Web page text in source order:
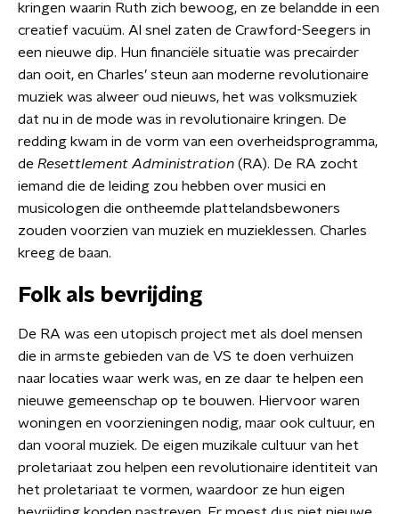
kringen waarin Ruth zich bewoog, en ze belandde in een
creatief vacuüm. Al snel zaten de Crawford-Seegers in
een nieuwe dip. Hun financiële situatie was precairder
dan ooit, en Charles’ steun aan moderne revolutionaire
muziek was alweer oud nieuws, het was volksmuziek
dat nu in de mode was in revolutionaire kringen. De
redding kwam in de vorm van een overheidsprogramma,
de Resettlement Administration (RA). De RA zocht
iemand die de leiding zou hebben over musici en
musicologen die ontheemde plattelandsbewoners
zouden voorzien van muziek en muzieklessen. Charles
kreeg de baan.
Folk als bevrijding
De RA was een utopisch project met als doel mensen
die in armste gebieden van de VS te doen verhuizen
naar locaties waar werk was, en ze daar te helpen een
nieuwe gemeenschap op te bouwen. Hiervoor waren
woningen en voorzieningen nodig, maar ook cultuur, en
dan vooral muziek. De eigen muzikale cultuur van het
proletariaat zou helpen een revolutionaire identiteit van
het proletariaat te vormen, waardoor ze hun eigen